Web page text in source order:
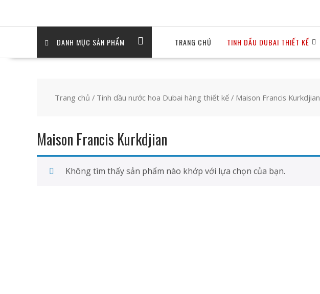
DANH MỤC SẢN PHẨM TRANG CHỦ TINH DẦU DUBAI THIẾT KẾ
Trang chủ / Tinh dầu nước hoa Dubai hàng thiết kế/ Maison Francis Kurkdjian
Maison Francis Kurkdjian
Không tìm thấy sản phẩm nào khớp với lựa chọn của bạn.